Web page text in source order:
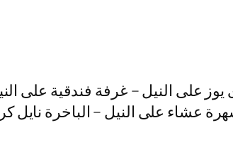
على النيل – غرفة فندقية على
عشاء على النيل – الباخرة نايل